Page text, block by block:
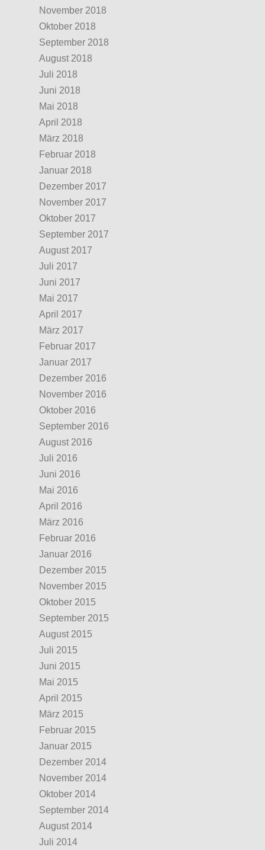
November 2018
Oktober 2018
September 2018
August 2018
Juli 2018
Juni 2018
Mai 2018
April 2018
März 2018
Februar 2018
Januar 2018
Dezember 2017
November 2017
Oktober 2017
September 2017
August 2017
Juli 2017
Juni 2017
Mai 2017
April 2017
März 2017
Februar 2017
Januar 2017
Dezember 2016
November 2016
Oktober 2016
September 2016
August 2016
Juli 2016
Juni 2016
Mai 2016
April 2016
März 2016
Februar 2016
Januar 2016
Dezember 2015
November 2015
Oktober 2015
September 2015
August 2015
Juli 2015
Juni 2015
Mai 2015
April 2015
März 2015
Februar 2015
Januar 2015
Dezember 2014
November 2014
Oktober 2014
September 2014
August 2014
Juli 2014